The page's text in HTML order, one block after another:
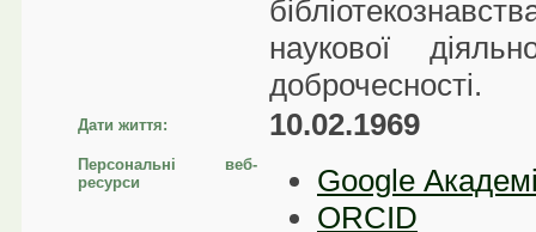
наукової
доброчесності.
Дати життя: 10.02.1969
Персональні веб-
ресурси
Google
ORCID